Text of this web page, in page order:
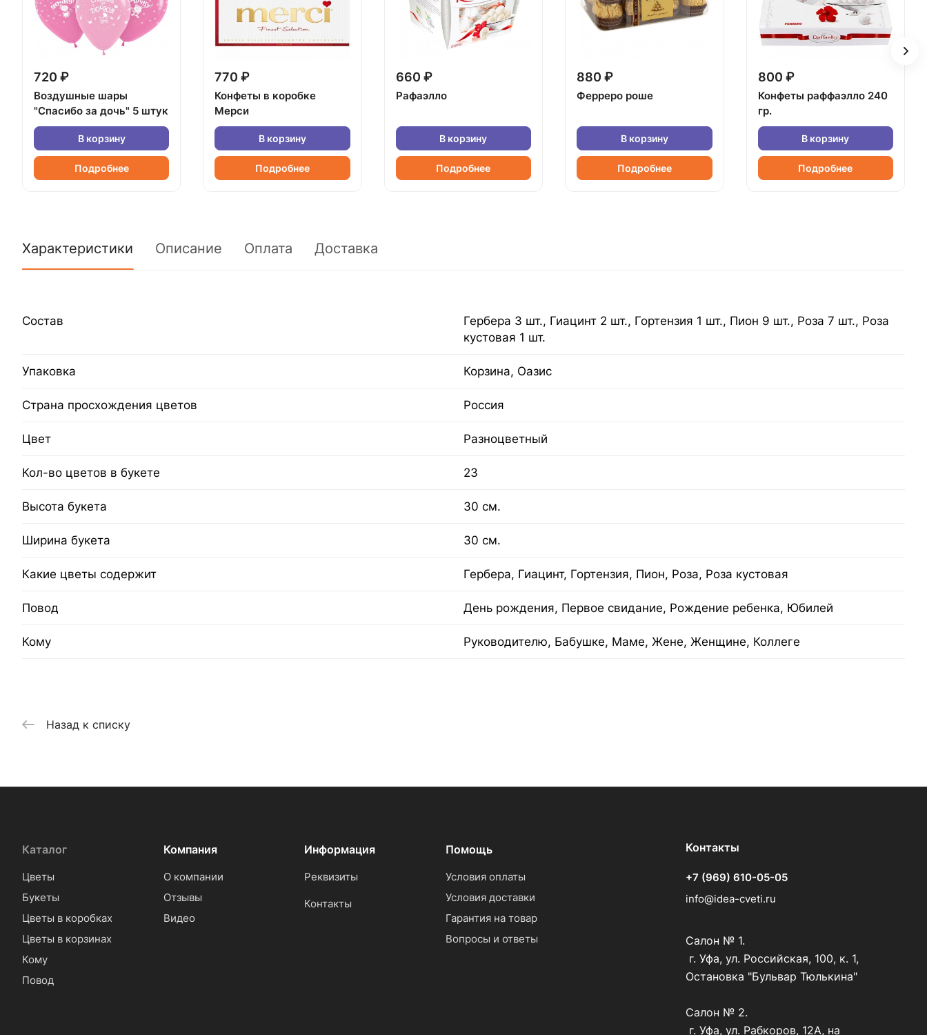
720 ₽
Воздушные шары
"Спасибо за дочь" 5 штук
В корзину
Подробнее
770 ₽
Конфеты в коробке
Мерси
В корзину
Подробнее
660 ₽
Рафаэлло
В корзину
Подробнее
880 ₽
Ферреро роше
В корзину
Подробнее
800 ₽
Конфеты раффаэлло 240
гр.
В корзину
Подробнее
Характеристики Описание Оплата Доставка
Состав
Гербера 3 шт., Гиацинт 2 шт., Гортензия 1 шт., Пион 9 шт., Роза 7 шт., Роза
кустовая 1 шт.
Упаковка Корзина, Оазис
Страна просхождения цветов Россия
Цвет Разноцветный
Кол-во цветов в букете 23
Высота букета 30 см.
Ширина букета 30 см.
Какие цветы содержит Гербера, Гиацинт, Гортензия, Пион, Роза, Роза кустовая
Повод День рождения, Первое свидание, Рождение ребенка, Юбилей
Кому Руководителю, Бабушке, Маме, Жене, Женщине, Коллеге
Назад к списку
Каталог
Цветы
Букеты
Цветы в коробках
Цветы в корзинах
Кому
Повод
Компания
О компании
Отзывы
Видео
Информация
Реквизиты
Контакты
Помощь
Условия оплаты
Условия доставки
Гарантия на товар
Вопросы и ответы
Контакты
+7 (969) 610-05-05
info@idea-cveti.ru
Салон № 1.
г. Уфа, ул. Российская, 100, к. 1,
Остановка "Бульвар Тюлькина"
Салон № 2.
г. Уфа, ул. Рабкоров, 12А, на